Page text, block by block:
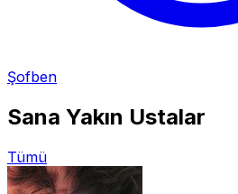
Şofben
Sana Yakın Ustalar
Tümü